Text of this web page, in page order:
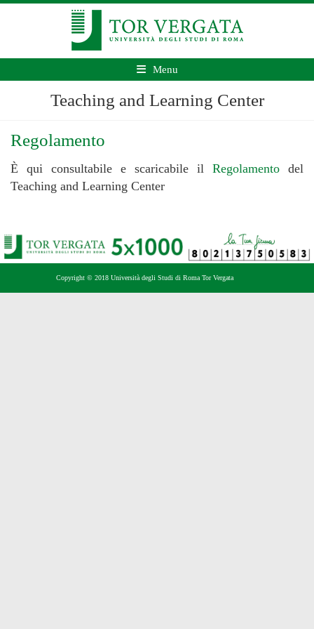
Menu
Teaching and Learning Center
Regolamento
È qui consultabile e scaricabile il Regolamento del
Teaching and Learning Center
Copyright © 2018 Università degli Studi di Roma Tor Vergata